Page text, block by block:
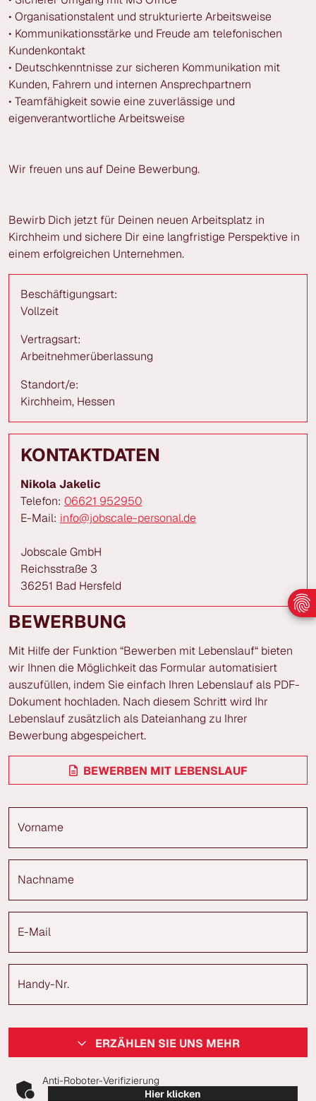
• Organisationstalent und strukturierte Arbeitsweise
• Kommunikationsstärke und Freude am telefonischen
Kundenkontakt
• Deutschkenntnisse zur sicheren Kommunikation mit
Kunden, Fahrern und internen Ansprechpartnern
• Teamfähigkeit sowie eine zuverlässige und
eigenverantwortliche Arbeitsweise
Wir freuen uns auf Deine Bewerbung.
Bewirb Dich jetzt für Deinen neuen Arbeitsplatz in
Kirchheim und sichere Dir eine langfristige Perspektive in
einem erfolgreichen Unternehmen.
Beschäftigungsart:
Vollzeit
Vertragsart:
Arbeitnehmerüberlassung
Standort/e:
Kirchheim, Hessen
KONTAKTDATEN
Nikola Jakelic
Telefon: 06621 952950
E-Mail: info@jobscale-personal.de
Jobscale GmbH
Reichsstraße 3
36251 Bad Hersfeld
BEWERBUNG
Mit Hilfe der Funktion “Bewerben mit Lebenslauf“ bieten
wir Ihnen die Möglichkeit das Formular automatisiert
auszufüllen, indem Sie einfach Ihren Lebenslauf als PDF-
Dokument hochladen. Nach diesem Schritt wird Ihr
Lebenslauf zusätzlich als Dateianhang zu Ihrer
Bewerbung abgespeichert.
BEWERBEN MIT LEBENSLAUF
Vorname
Nachname
E-Mail
Handy-Nr.
ERZÄHLEN SIE UNS MEHR
Anti-Roboter-Verifizierung
Hier klicken